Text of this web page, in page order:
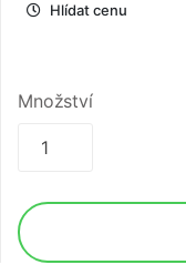
Hlídat cenu
Množství